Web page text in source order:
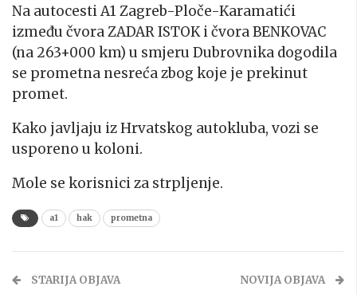
Na autocesti A1 Zagreb-Ploče-Karamatići
između čvora ZADAR ISTOK i čvora BENKOVAC
(na 263+000 km) u smjeru Dubrovnika dogodila
se prometna nesreća zbog koje je prekinut
promet.
Kako javljaju iz Hrvatskog autokluba, vozi se
usporeno u koloni.
Mole se korisnici za strpljenje.
a1 hak prometna
STARIJA OBJAVA NOVIJA OBJAVA